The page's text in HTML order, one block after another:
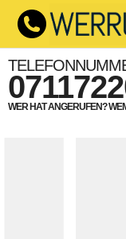
WER HAT ANGERUFEN?